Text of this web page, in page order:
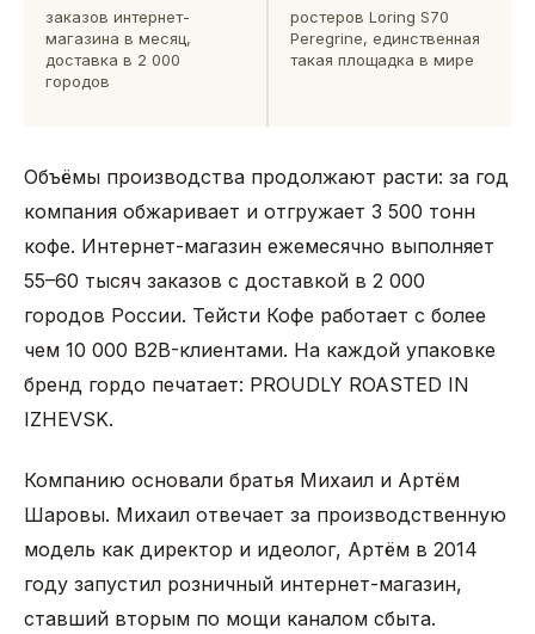
заказов интернет-
магазина в месяц,
доставка в 2 000
городов
ростеров Loring S70
Peregrine, единственная
такая площадка в мире
Объёмы производства продолжают расти: за год
компания обжаривает и отгружает 3 500 тонн
кофе. Интернет-магазин ежемесячно выполняет
55–60 тысяч заказов с доставкой в 2 000
городов России. Тейсти Кофе работает с более
чем 10 000 B2B-клиентами. На каждой упаковке
бренд гордо печатает: PROUDLY ROASTED IN
IZHEVSK.
Компанию основали братья Михаил и Артём
Шаровы. Михаил отвечает за производственную
модель как директор и идеолог, Артём в 2014
году запустил розничный интернет-магазин,
ставший вторым по мощи каналом сбыта.